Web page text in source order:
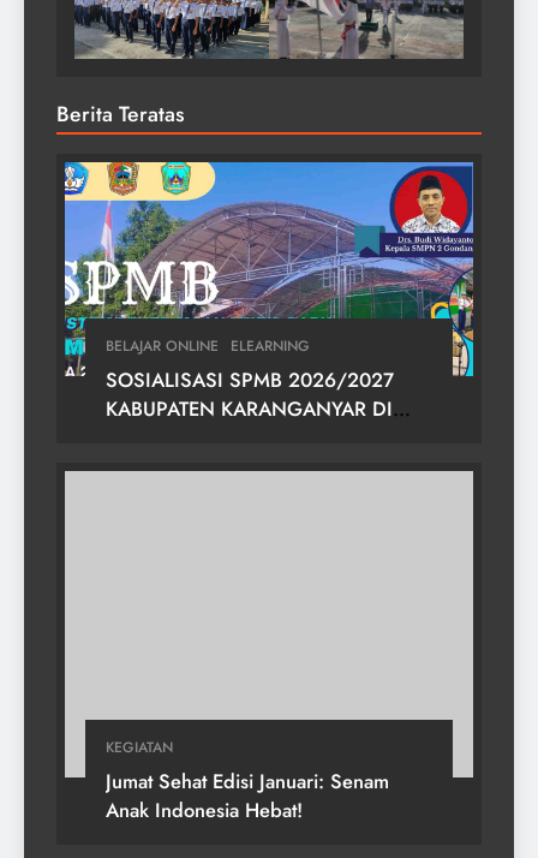
Berita Teratas
BELAJAR ONLINE ELEARNING
SOSIALISASI SPMB 2026/2027
KABUPATEN KARANGANYAR DI
KEGIATAN
Jumat Sehat Edisi Januari: Senam
Anak Indonesia Hebat!